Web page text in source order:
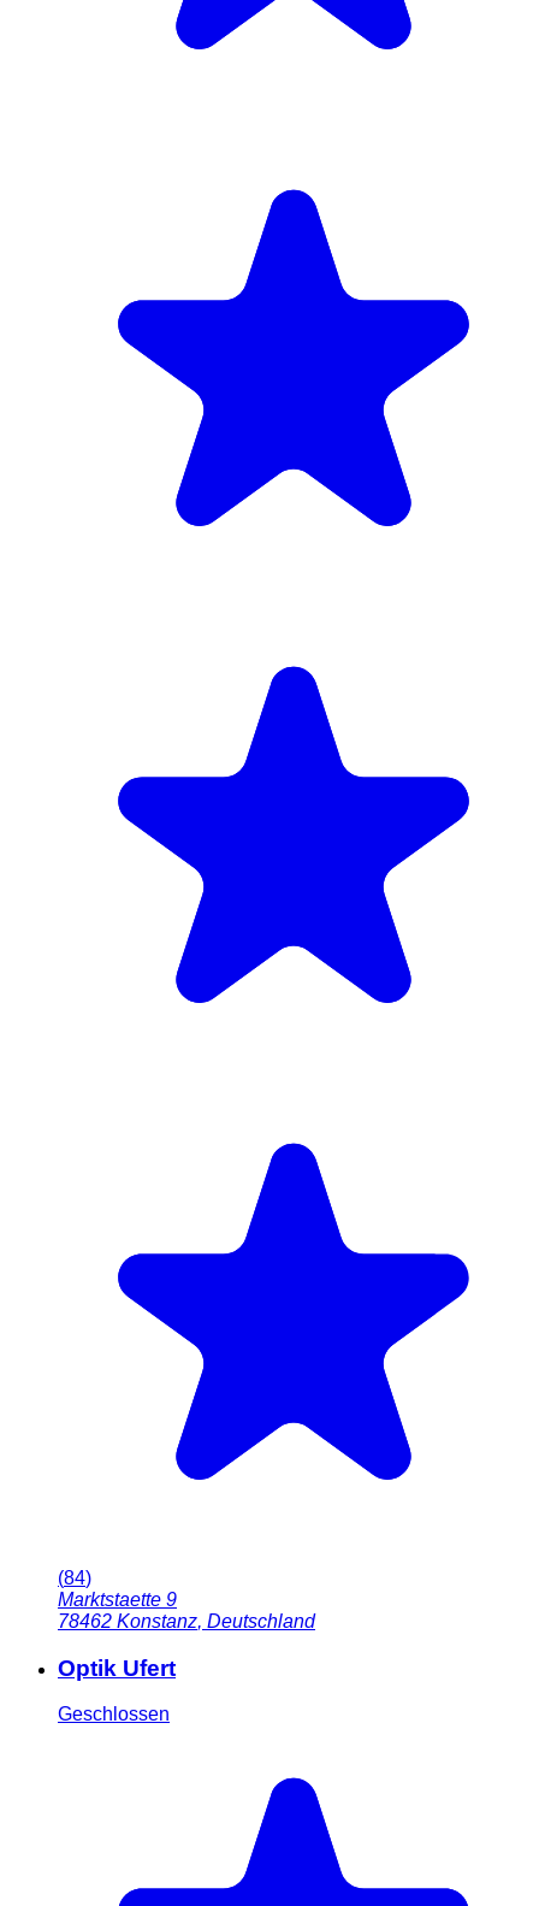
(84)
Marktstaette 9
78462 Konstanz, Deutschland
Optik Ufert
Geschlossen